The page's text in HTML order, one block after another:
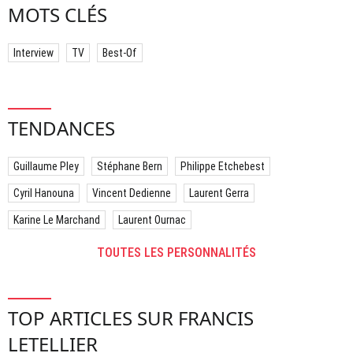
MOTS CLÉS
Interview TV Best-Of
TENDANCES
Guillaume Pley Stéphane Bern Philippe Etchebest
Cyril Hanouna Vincent Dedienne Laurent Gerra
Karine Le Marchand Laurent Ournac
TOUTES LES PERSONNALITÉS
TOP ARTICLES SUR FRANCIS
LETELLIER